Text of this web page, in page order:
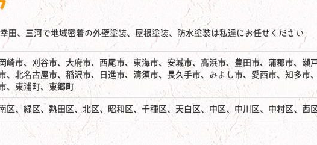
田、三河で地域密着の外壁塗装、屋根塗装、防水塗装は私達にお任せください
崎市、刈谷市、大府市、西尾市、東海市、安城市、高浜市、豊田市、蒲郡市、瀬
、北名古屋市、稲沢市、日進市、清須市、長久手市、みよし市、愛西市、知多市
、東浦町、東郷町
区、緑区、熱田区、北区、昭和区、千種区、天白区、中区、中川区、中村区、西